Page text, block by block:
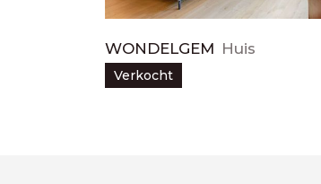
WONDELGEM Huis
Verkocht